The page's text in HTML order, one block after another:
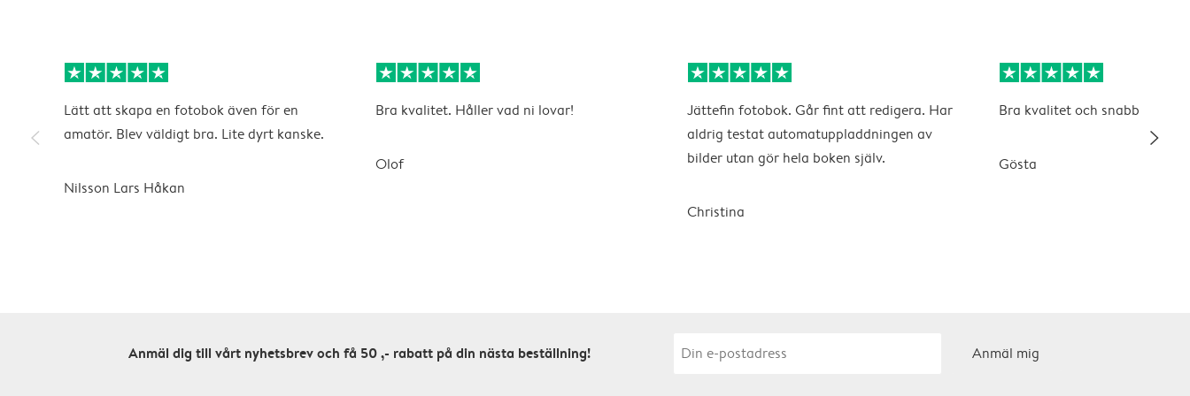
slim_arrow_left
Lätt att skapa en fotobok även för en
amatör. Blev väldigt bra. Lite dyrt kanske.
Nilsson Lars Håkan
Bra kvalitet. Håller vad ni lovar!
Olof
Jättefin fotobok. Går fint att redigera. Har
aldrig testat automatuppladdningen av
bilder utan gör hela boken själv.
Christina
Bra kvalitet och snabb
Gösta
slim_arrow_right
Anmäl dig till vårt nyhetsbrev och få 50 ,- rabatt på din nästa beställning! Anmäl mig